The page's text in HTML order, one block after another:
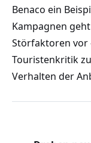
Benaco ein
Kampagnen
Störfaktoren vor
Touristenkritik
Verhalten der